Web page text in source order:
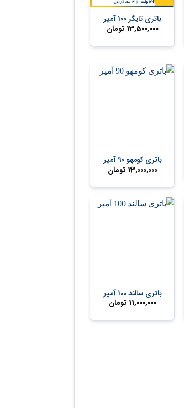
باتری تایگر 100 آمپر
13,500,000 تومان
باتری کومهو 90 آمپر
13,000,000 تومان
باتری سالند 100 آمپر
11,000,000 تومان